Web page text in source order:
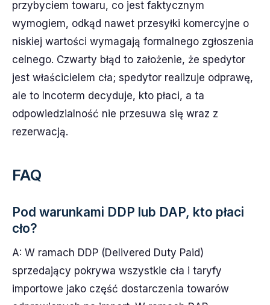
przybyciem towaru, co jest faktycznym
wymogiem, odkąd nawet przesyłki komercyjne o
niskiej wartości wymagają formalnego zgłoszenia
celnego. Czwarty błąd to założenie, że spedytor
jest właścicielem cła; spedytor realizuje odprawę,
ale to Incoterm decyduje, kto płaci, a ta
odpowiedzialność nie przesuwa się wraz z
rezerwacją.
FAQ
Pod warunkami DDP lub DAP, kto płaci
cło?
A: W ramach DDP (Delivered Duty Paid)
sprzedający pokrywa wszystkie cła i taryfy
importowe jako część dostarczenia towarów